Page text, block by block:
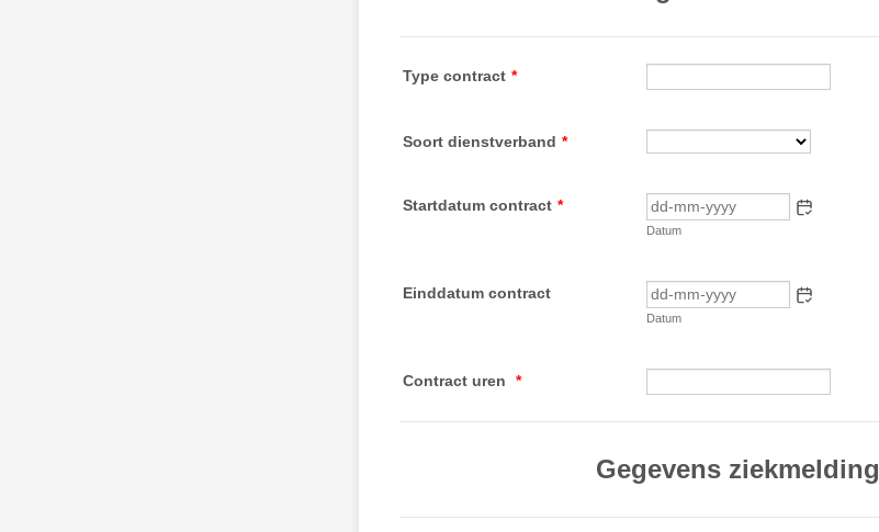
Type contract *
Soort dienstverband *
Startdatum contract *
Datum
Einddatum contract
Datum
Contract uren *
Gegevens ziekmelding